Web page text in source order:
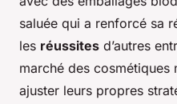
saluée qui a renforcé sa
les réussites d’autres
marché des cosmétiques
ajuster leurs propres